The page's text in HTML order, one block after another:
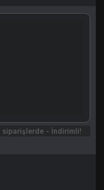
siparişlerde - İndirimli!